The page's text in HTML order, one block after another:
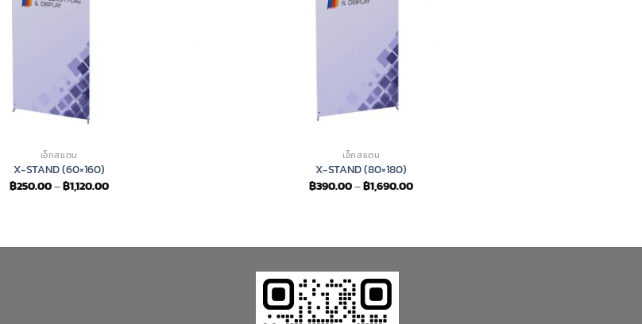
เอ็กสแตน
X-STAND (60×160)
฿250.00–฿1,120.00Price
เอ็กสแตน
X-STAND (80×180)
฿390.00–฿1,690.00Price